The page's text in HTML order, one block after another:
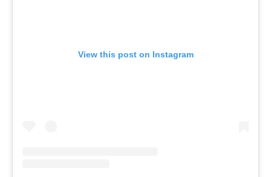
View this post on Instagram